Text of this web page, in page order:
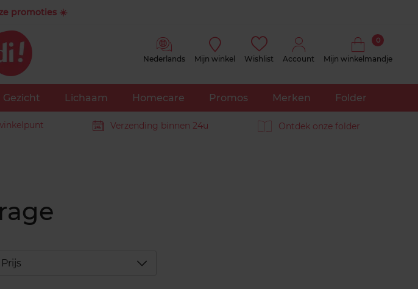
promoties ☀️
Nederlands Mijn winkel Wishlist Account Mijn winkelmandje
0
Gezicht Lichaam Homecare Promos Merken Folder
Verzending binnen 24u Ontdek onze folder
Prijs Déplier